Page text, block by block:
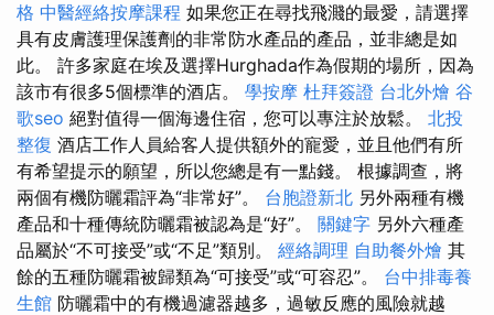
格 中醫經絡按摩課程 如果您正在尋找飛濺的最愛，請選擇
具有皮膚護理保護劑的非常防水產品的產品，並非總是如
此。 許多家庭在埃及選擇Hurghada作為假期的場所，因為
該市有很多5個標準的酒店。 學按摩 杜拜簽證 台北外燴 谷
歌seo 絕對值得一個海邊住宿，您可以專注於放鬆。 北投
整復 酒店工作人員給客人提供額外的寵愛，並且他們有所
有希望提示的願望，所以您總是有一點錢。 根據調查，將
兩個有機防曬霜評為“非常好”。 台胞證新北 另外兩種有機
產品和十種傳統防曬霜被認為是“好”。 關鍵字 另外六種產
品屬於“不可接受”或“不足”類別。 經絡調理 自助餐外燴 其
餘的五種防曬霜被歸類為“可接受”或“可容忍”。 台中排毒養
生館 防曬霜中的有機過濾器越多，過敏反應的風險就越